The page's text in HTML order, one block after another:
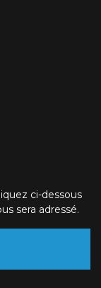
ci-dessous
sera adressé.